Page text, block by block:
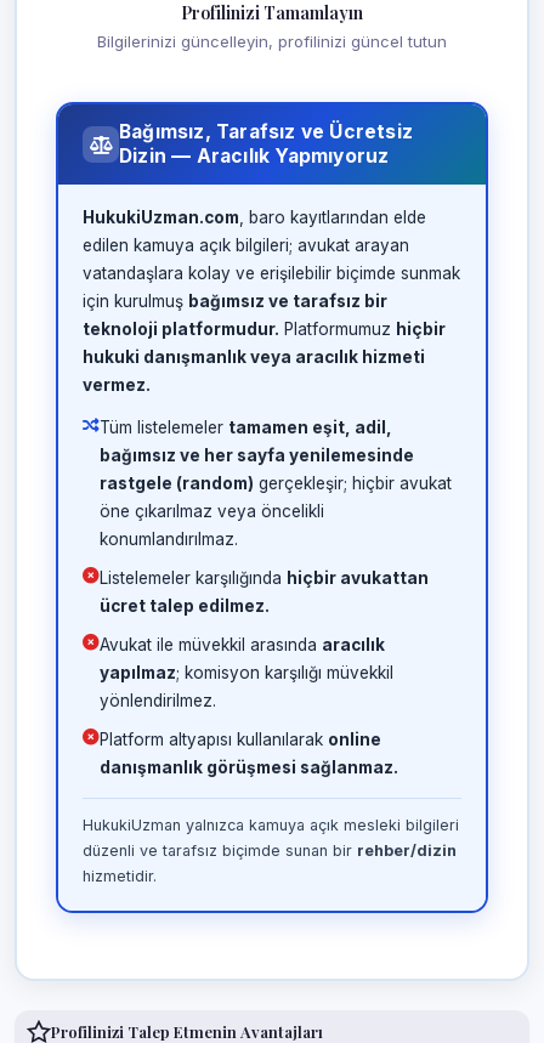
Profilinizi Tamamlayın
Bilgilerinizi güncelleyin, profilinizi güncel tutun
Bağımsız, Tarafsız ve Ücretsiz
Dizin — Aracılık Yapmıyoruz
HukukiUzman.com , baro kayıtlarından elde
edilen kamuya açık bilgileri; avukat arayan
vatandaşlara kolay ve erişilebilir biçimde sunmak
için kurulmuş bağımsız ve tarafsız bir
teknoloji platformudur. Platformumuz hiçbir
hukuki danışmanlık veya aracılık hizmeti
vermez.
Tüm listelemeler tamamen eşit, adil,
bağımsız ve her sayfa yenilemesinde
rastgele (random) gerçekleşir; hiçbir avukat
öne çıkarılmaz veya öncelikli
konumlandırılmaz.
Listelemeler karşılığında hiçbir avukattan
ücret talep edilmez.
Avukat ile müvekkil arasında aracılık
yapılmaz; komisyon karşılığı müvekkil
yönlendirilmez.
Platform altyapısı kullanılarak online
danışmanlık görüşmesi sağlanmaz.
HukukiUzman yalnızca kamuya açık mesleki bilgileri
düzenli ve tarafsız biçimde sunan bir rehber/dizin
hizmetidir.
Profilinizi Talep Etmenin Avantajları